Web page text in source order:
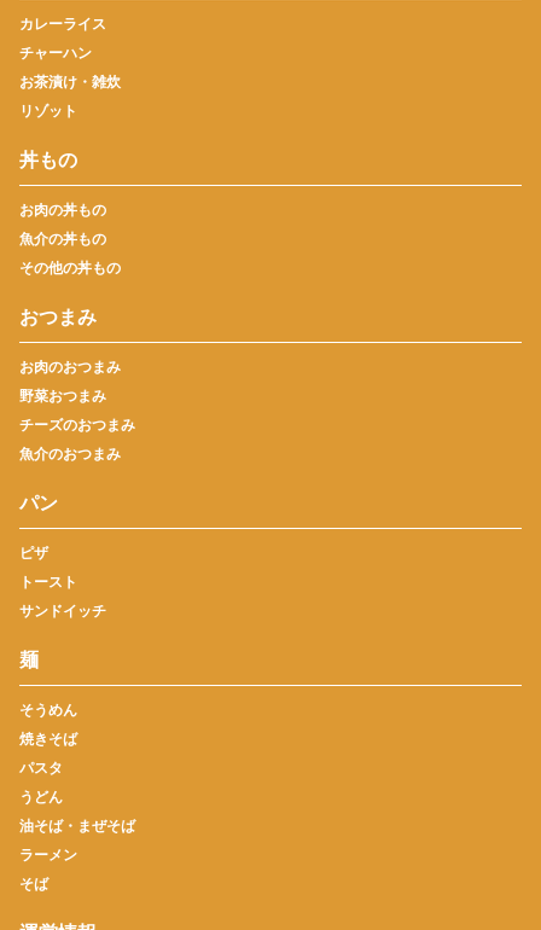
カレーライス
チャーハン
お茶漬け・雑炊
リゾット
丼もの
お肉の丼もの
魚介の丼もの
その他の丼もの
おつまみ
お肉のおつまみ
野菜おつまみ
チーズのおつまみ
魚介のおつまみ
パン
ピザ
トースト
サンドイッチ
麺
そうめん
焼きそば
パスタ
うどん
油そば・まぜそば
ラーメン
そば